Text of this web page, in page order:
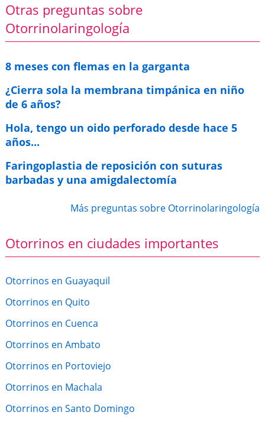
Otras preguntas sobre
Otorrinolaringología
8 meses con flemas en la garganta
¿Cierra sola la membrana timpánica en niño
de 6 años?
Hola, tengo un oido perforado desde hace 5
años...
Faringoplastia de reposición con suturas
barbadas y una amigdalectomía
Más preguntas sobre Otorrinolaringología
Otorrinos en ciudades importantes
Otorrinos en Guayaquil
Otorrinos en Quito
Otorrinos en Cuenca
Otorrinos en Ambato
Otorrinos en Portoviejo
Otorrinos en Machala
Otorrinos en Santo Domingo